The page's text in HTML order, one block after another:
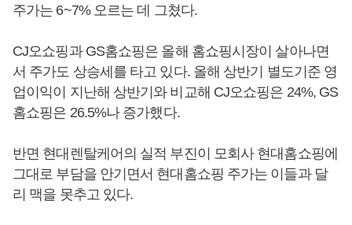
주가는 6~7% 오르는 데 그쳤다.
CJ오쇼핑과 GS홈쇼핑은 올해 홈쇼핑시장이 살아나면
서 주가도 상승세를 타고 있다. 올해 상반기 별도기준 영
업이익이 지난해 상반기와 비교해 CJ오쇼핑은 24%, GS
홈쇼핑은 26.5%나 증가했다.
반면 현대렌탈케어의 실적 부진이 모회사 현대홈쇼핑에
그대로 부담을 안기면서 현대홈쇼핑 주가는 이들과 달
리 맥을 못추고 있다.